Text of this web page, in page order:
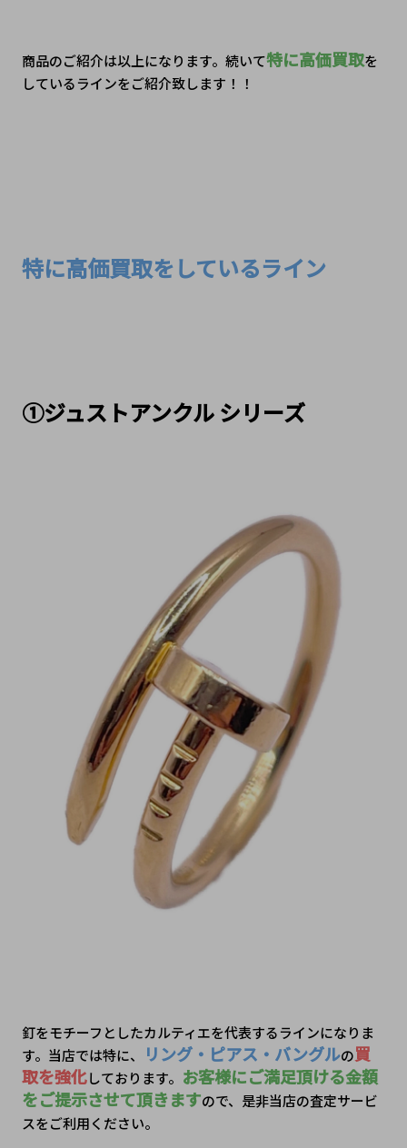
商品のご紹介は以上になります。続いて特に高価買取を
しているラインをご紹介致します！！
特に高価買取をしているライン
①ジュストアンクル シリーズ
釘をモチーフとしたカルティエを代表するラインになりま
す。当店では特に、
リング・ピアス・バングルの買
取を強化しております。 お客様にご満足頂ける金額
をご提示させて頂きますので、是非当店の査定サービ
スをご利用ください。